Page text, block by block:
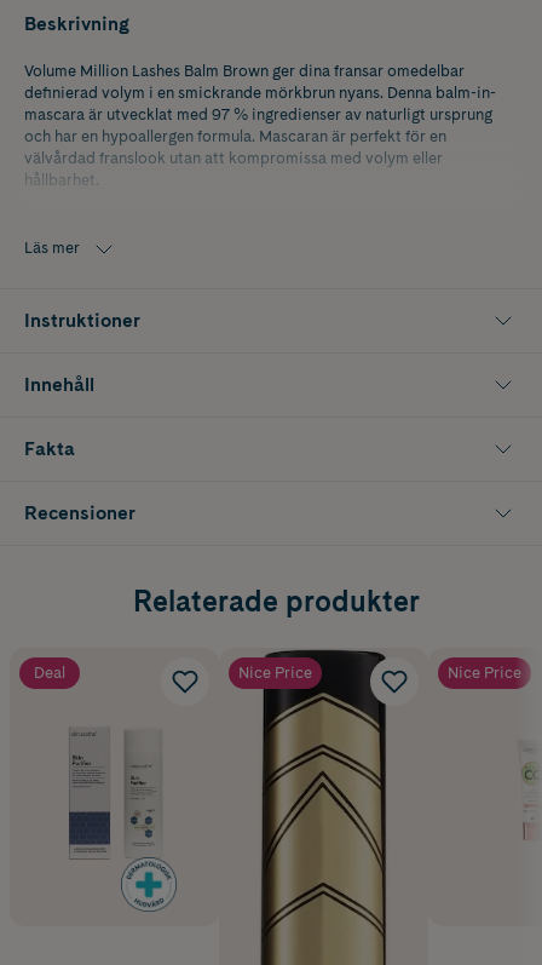
Beskrivning
Volume Million Lashes Balm Brown ger dina fransar omedelbar
definierad volym i en smickrande mörkbrun nyans. Denna balm-in-
mascara är utvecklat med 97 % ingredienser av naturligt ursprung
och har en hypoallergen formula. Mascaran är perfekt för en
välvårdad franslook utan att kompromissa med volym eller
hållbarhet.
av naturligt ursprung - för mjuka och fylliga fransar som ser fylligare
Läs mer
Instruktioner
Innehåll
Fakta
Recensioner
Relaterade produkter
Deal Nice Price Nice Price